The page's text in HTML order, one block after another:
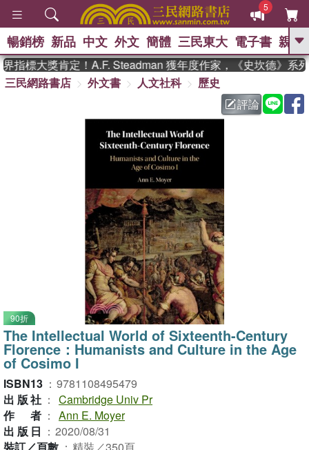
5
GO
熱搜： 東野圭吾 、
父親節 、 如果歷
暑期推薦 、 國際布克
獎 臺灣漫遊錄 、
登輝時代 、 數學女孩：黎曼猜想
偉大的迷走神經
暢銷榜 新品 中文 外文 簡體 三民東大 電子書 親子
指標大獎肯定！A.F. Steadman 獲年度作家，《史坎德》系列
三民網路書店
外文書 人文社科
歷史
評論
90折
The Intellectual World of Sixteenth-Century
Florence：Humanists and Culture in the Age
of Cosimo I
ISBN13 ： 9781108495479
出版社 ： Cambridge Univ Pr
作者 ： Ann E. Moyer
出版日 ： 2020/08/31